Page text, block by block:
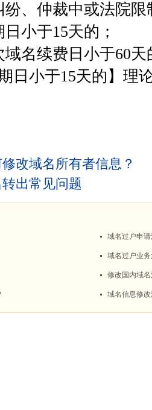
纷、仲裁中或法院限
小于15天的；
域名续费日小于60
日小于15天的】理
改域名所有者信息？
出常见问题
域名过户申
域名过户业
修改国内域
域名信息修